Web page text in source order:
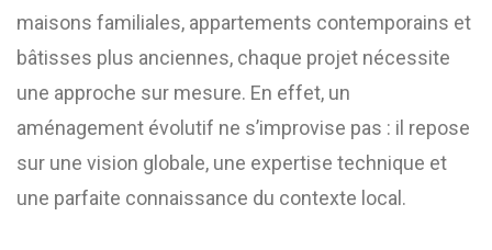
maisons familiales, appartements contemporains et
bâtisses plus anciennes, chaque projet nécessite
une approche sur mesure. En effet, un
aménagement évolutif ne s’improvise pas : il repose
sur une vision globale, une expertise technique et
une parfaite connaissance du contexte local.